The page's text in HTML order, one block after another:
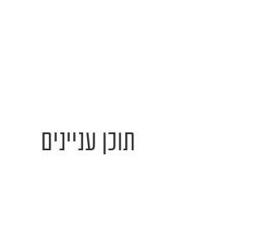
תוכן עניינים